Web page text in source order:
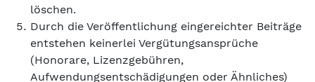
löschen.
Durch die Veröffentlichung eingereichter Beiträge
entstehen keinerlei Vergütungsansprüche
(Honorare, Lizenzgebühren,
Aufwendungsentschädigungen oder Ähnliches)